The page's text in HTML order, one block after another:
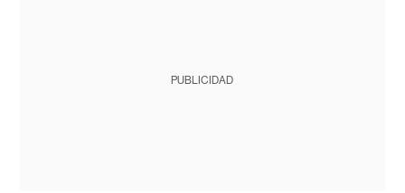
PUBLICIDAD